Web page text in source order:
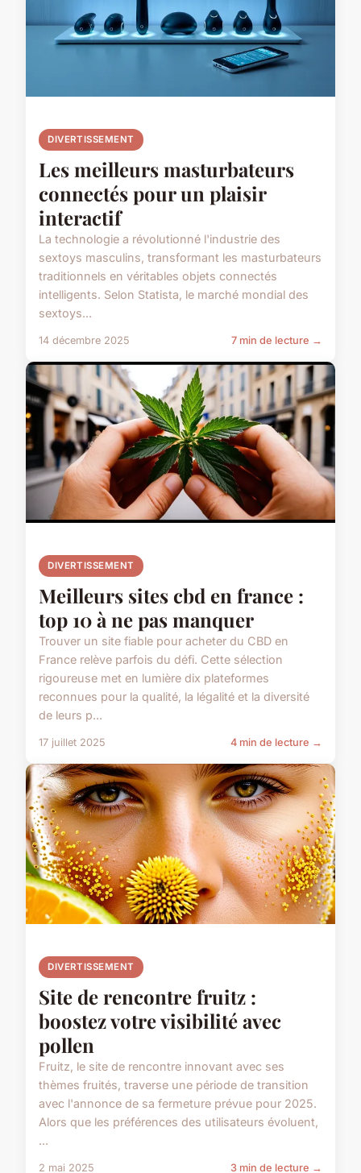
DIVERTISSEMENT
Les meilleurs masturbateurs
connectés pour un plaisir
interactif
La technologie a révolutionné l'industrie des
sextoys masculins, transformant les masturbateurs
traditionnels en véritables objets connectés
intelligents. Selon Statista, le marché mondial des
sextoys...
14 décembre 2025 7 min de lecture →
DIVERTISSEMENT
Meilleurs sites cbd en france :
top 10 à ne pas manquer
Trouver un site fiable pour acheter du CBD en
France relève parfois du défi. Cette sélection
rigoureuse met en lumière dix plateformes
reconnues pour la qualité, la légalité et la diversité
de leurs p...
17 juillet 2025 4 min de lecture →
DIVERTISSEMENT
Site de rencontre fruitz :
boostez votre visibilité avec
pollen
Fruitz, le site de rencontre innovant avec ses
thèmes fruités, traverse une période de transition
avec l'annonce de sa fermeture prévue pour 2025.
Alors que les préférences des utilisateurs évoluent,
...
2 mai 2025 3 min de lecture →